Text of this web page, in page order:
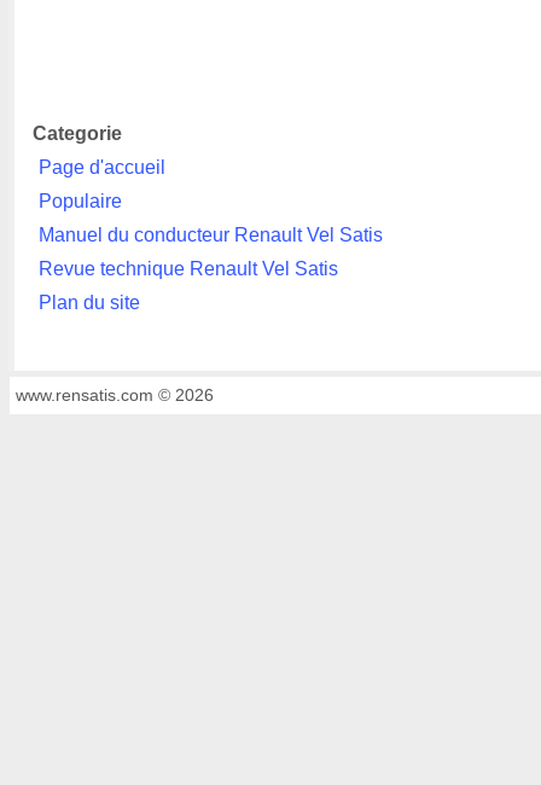
Categorie
Page d'accueil
Populaire
Manuel du conducteur Renault Vel Satis
Revue technique Renault Vel Satis
Plan du site
www.rensatis.com © 2026